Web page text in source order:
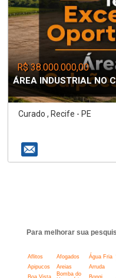
R$ 38.000.000,00
ÁREA INDUSTRIAL NO
Curado , Recife - PE
Para melhorar sua
Aflitos Afogados Água Fria
Apipucos
Areias Arruda
Bomba do